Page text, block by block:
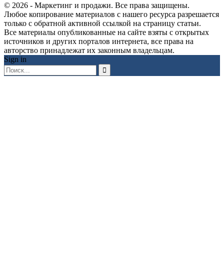
© 2026 - Маркетинг и продажи. Все права защищены.
Любое копирование материалов с нашего ресурса разрешается
только с обратной активной ссылкой на страницу статьи.
Все материалы опубликованные на сайте взяты с открытых
источников и других порталов интернета, все права на
авторство принадлежат их законным владельцам.
Sign in